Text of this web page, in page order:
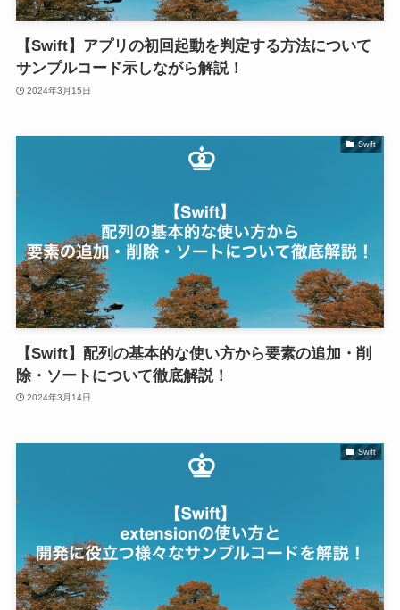
【Swift】アプリの初回起動を判定する方法について
サンプルコード示しながら解説！
2024年3月15日
Swift
【Swift】配列の基本的な使い方から要素の追加・削
除・ソートについて徹底解説！
2024年3月14日
Swift